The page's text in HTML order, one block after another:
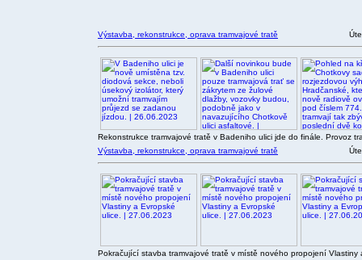
Výstavba, rekonstrukce, oprava tramvajové tratě
Rekonstrukce tramvajové tratě v Badeniho ulici jde do finále. Provoz
Výstavba, rekonstrukce, oprava tramvajové tratě
Pokračující stavba tramvajové tratě v místě nového propojení